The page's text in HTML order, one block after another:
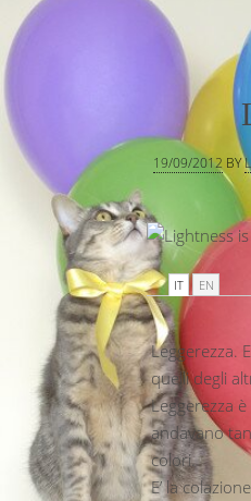
19/09/2012 BY
IT EN
Leggerezza.
quelli degli
Leggerezza
andavano
colori.
E’ la